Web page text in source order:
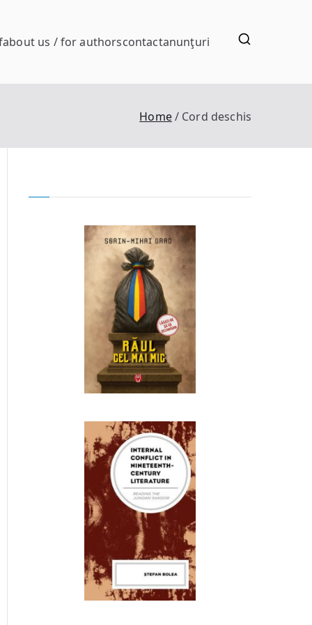
about us / for authorscontactanunţuri
Home Cord deschis